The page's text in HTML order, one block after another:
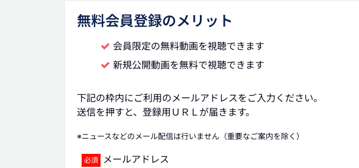
無料会員登録のメリット
会員限定の無料動画を視聴できます
新規公開動画を無料で視聴できます
下記の枠内にご利用のメールアドレスをご入力ください。
送信を押すと、登録用ＵＲＬが届きます。
※ニュースなどのメール配信は行いません（重要なご案内を除く）
メールアドレス